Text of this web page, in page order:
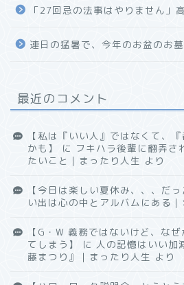
「27回忌の法事はやりません」
連日の猛暑で、今年のお盆のお
最近のコメント
【私は『いい人』ではなくて、
かも】
に フキハラ後輩に翻弄さ
たいこと｜まったり人生 より
【今日は楽しい夏休み、、、だっ
い出は心の中とアルバムにある
【G・W 義務ではないけど、な
てしまう】
に 人の記憶はいい加
藤まつり』｜まったり人生 より